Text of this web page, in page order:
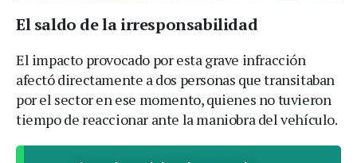
El saldo de la irresponsabilidad
El impacto provocado por esta grave infracción
afectó directamente a dos personas que transitaban
por el sector en ese momento, quienes no tuvieron
tiempo de reaccionar ante la maniobra del vehículo.